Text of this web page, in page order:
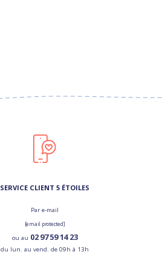
SERVICE CLIENT 5 ÉTOILES
Par e-mail
[email protected]
ou au 02 97 59 14 23
du lun. au vend. de 09h à 13h